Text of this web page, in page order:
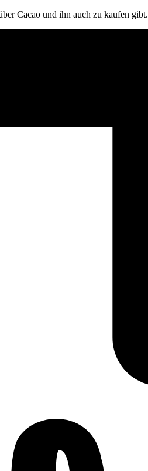
Cacao und ihn auch zu kau­fen gibt.